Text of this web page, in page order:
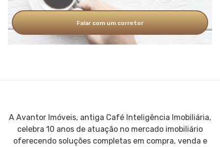
Falar com um corretor
A Avantor Imóveis, antiga Café Inteligência Imobiliária,
celebra 10 anos de atuação no mercado imobiliário
oferecendo soluções completas em compra, venda e